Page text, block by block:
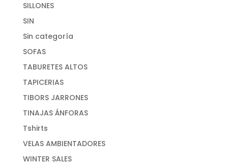
SILLONES
SIN
Sin categoría
SOFAS
TABURETES ALTOS
TAPICERIAS
TIBORS JARRONES
TINAJAS ÁNFORAS
Tshirts
VELAS AMBIENTADORES
WINTER SALES